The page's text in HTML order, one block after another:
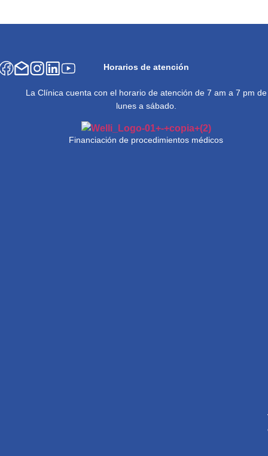
Horarios de atención
La Clínica cuenta con el horario de atención de 7 am a 7 pm de
lunes a sábado.
Financiación de procedimientos médicos